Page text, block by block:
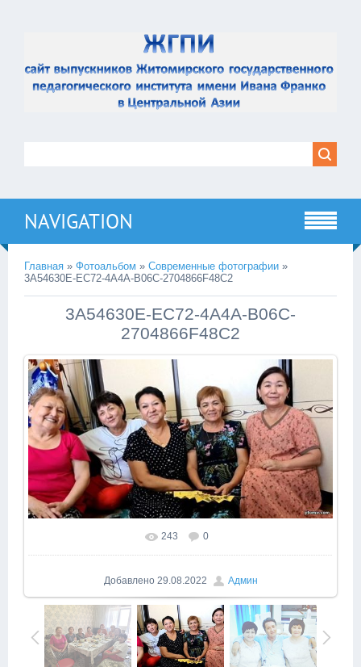
NAVIGATION
Главная » Фотоальбом » Современные фотографии »
3A54630E-EC72-4A4A-B06C-2704866F48C2
3A54630E-EC72-4A4A-B06C-
2704866F48C2
243 0
Добавлено 29.08.2022 Админ